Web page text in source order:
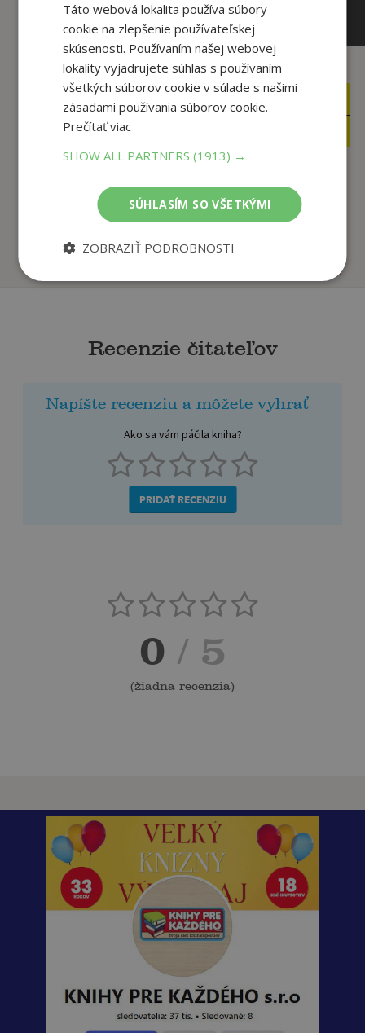
19,90 €
16,92
(Šarkanove poklady
II.)
Červenák Juraj
Na sklade
Tanec s drakmi 1:
Sny a prach (špeciá...
Martin George R. R.
Na sklade
Recenzie čitateľov
Napíšte recenziu a môžete vyhrať
Ako sa vám páčila kniha?
PRIDAŤ RECENZIU
0 / 5
(žiadna recenzia)
Táto webová lokalita používa súbory
cookie na zlepšenie používateľskej
skúsenosti. Používaním našej webovej
lokality vyjadrujete súhlas s používaním
všetkých súborov cookie v súlade s našimi
zásadami používania súborov cookie.
Prečítať viac
SHOW ALL PARTNERS(1913) →
SÚHLASÍM SO VŠETKÝMI
ZOBRAZIŤ PODROBNOSTI